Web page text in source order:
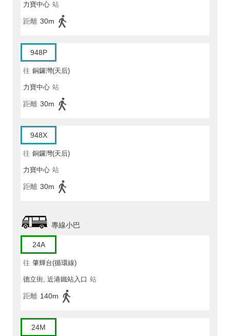
力寶中心 站
距離 30m
948P
往 銅鑼灣(天后)
力寶中心 站
距離 30m
948X
往 銅鑼灣(天后)
力寶中心 站
距離 30m
專線小巴
24A
往 肇輝台(循環線)
德立街, 近港鐵站入口 站
距離 140m
24M